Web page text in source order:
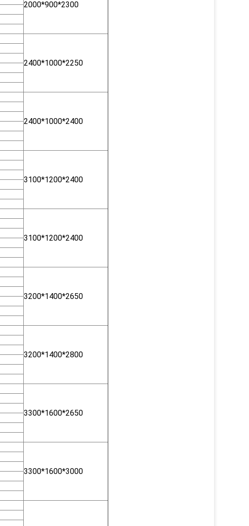
2000*900*2300
2400*1000*2250
2400*1000*2400
3100*1200*2400
3100*1200*2400
3200*1400*2650
3200*1400*2800
3300*1600*2650
3300*1600*3000